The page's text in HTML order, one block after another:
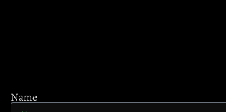
Name